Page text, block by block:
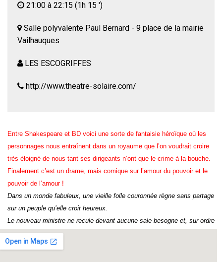
21:00 à 22:15 (1h 15 ')
Salle polyvalente Paul Bernard - 9 place de la mairie
Vailhauques
LES ESCOGRIFFES
http://www.theatre-solaire.com/
Entre Shakespeare et BD voici une sorte de fantaisie héroïque où les
personnages nous entraînent dans un royaume que l’on voudrait croire
très éloigné de nous tant ses dirigeants n’ont que le crime à la bouche.
Finalement c’est un drame, mais comique sur l’amour du pouvoir et le
pouvoir de l’amour !
Dans un monde fabuleux, une vieille folle couronnée règne sans partage
sur un peuple qu’elle croit heureux.
Le nouveau ministre ne recule devant aucune sale besogne et, sur ordre
de la reine, a assassiné le prince héritier qui tentait de renverser la
dictature.